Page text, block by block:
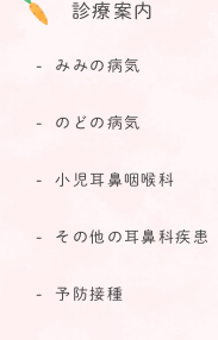
診療案内
みみの病気
のどの病気
小児耳鼻咽喉科
その他の耳鼻科疾患
予防接種